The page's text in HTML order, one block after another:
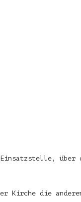
die